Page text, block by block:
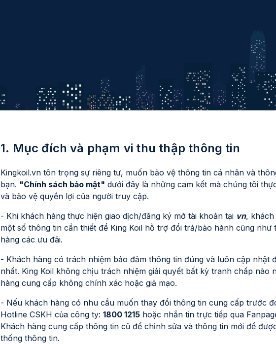
1. Mục đích và phạm vi thu thập thông tin
Kingkoil.vn tôn trọng sự riêng tư, muốn bảo vệ thông tin cá nhân và
bạn. "Chính sách bảo mật" dưới đây là những cam kết mà chúng tôi
và bảo vệ quyền lợi của người truy cập.
- Khi khách hàng thực hiện giao dịch/đăng ký mở tài khoản tại vn, khách
một số thông tin cần thiết để King Koil hỗ trợ đổi trả/bảo hành cũng như
hàng các ưu đãi.
- Khách hàng có trách nhiệm bảo đảm thông tin đúng và luôn cập nhật
nhất. King Koil không chịu trách nhiệm giải quyết bất kỳ tranh chấp nào
hàng cung cấp không chính xác hoặc giả mạo.
- Nếu khách hàng có nhu cầu muốn thay đổi thông tin cung cấp trước
Hotline CSKH của công ty: 1800 1215 hoặc nhắn tin trực tiếp qua
Khách hàng cung cấp thông tin cũ để chỉnh sửa và thông tin mới để
thống thông tin.